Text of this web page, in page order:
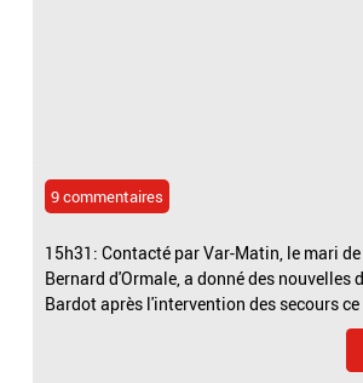
9 commentaires
15h31: Contacté par Var-Matin, le mari de
Bernard d'Ormale, a donné des nouvelles
Bardot après l'intervention des secours ce